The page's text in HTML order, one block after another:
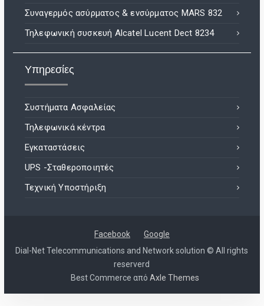
Συναγερμός ασύρματος & ενσύρματος MARS 832
Τηλεφωνική συσκευή Alcatel Lucent Dect 8234
Υπηρεσίες
Συστήματα Ασφαλείας
Τηλεφωνικά κέντρα
Εγκαταστάσεις
UPS -Σταθεροποιητές
Τεχνική Υποστήριξη
Facebook
Google
Dial-Net Telecommunications and Network solution © All rights
reserverd
Best Commerce από Axle Themes